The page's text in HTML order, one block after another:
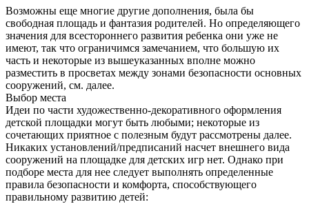
Возможны еще многие другие дополнения, была бы
свободная площадь и фантазия родителей. Но определяющего
значения для всестороннего развития ребенка они уже не
имеют, так что ограничимся замечанием, что большую их
часть и некоторые из вышеуказанных вполне можно
разместить в просветах между зонами безопасности основных
сооружений, см. далее.
Выбор места
Идеи по части художественно-декоративного оформления
детской площадки могут быть любыми; некоторые из
сочетающих приятное с полезным будут рассмотрены далее.
Никаких установлений/предписаний насчет внешнего вида
сооружений на площадке для детских игр нет. Однако при
подборе места для нее следует выполнять определенные
правила безопасности и комфорта, способствующего
правильному развитию детей: